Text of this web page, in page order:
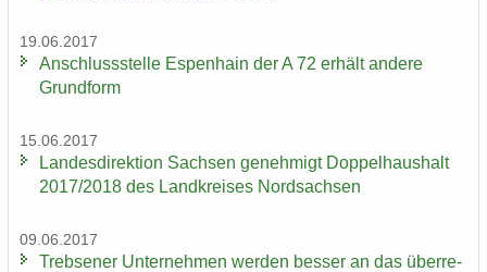
19.06.2017
An­schluss­stel­le Es­pen­hain der A 72 er­hält an­de­re
Grund­form
15.06.2017
Lan­des­di­rek­ti­on Sach­sen ge­neh­migt Dop­pel­haus­halt
2017/2018 des Land­krei­ses Nord­sach­sen
09.06.2017
Trebse­ner Un­ter­neh­men wer­den bes­ser an das über­re­